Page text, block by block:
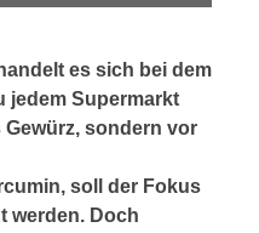
es sich bei dem
jedem Supermarkt
sondern vor
soll der Fokus
werden. Doch